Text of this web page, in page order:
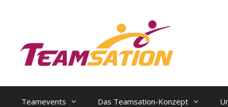
Teamevents Das Teamsation-Konzept